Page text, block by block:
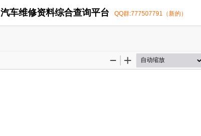
汽车维修资料综合查询平台 QQ群:777507791（新的）